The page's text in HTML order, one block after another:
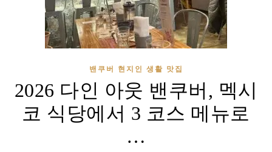
밴쿠버 현지인 생활 맛집
2026 다인 아웃 밴쿠버, 멕시
코 식당에서 3 코스 메뉴로
…